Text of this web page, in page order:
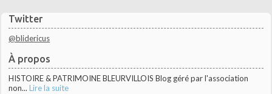
Twitter
@blidericus
À propos
HISTOIRE & PATRIMOINE BLEURVILLOIS Blog géré par l'association
non... Lire la suite